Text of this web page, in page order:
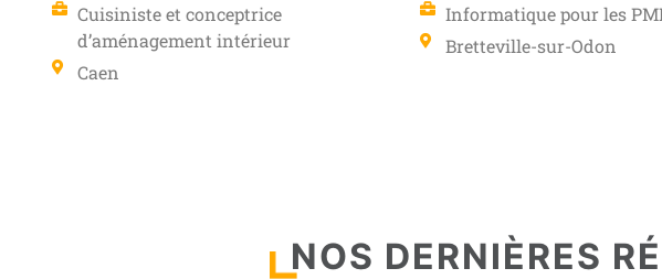
Cuisiniste et conceptrice
d’aménagement intérieur
Caen
Informatique pour les
Bretteville-sur-Odon
NOS DERNIÈRES